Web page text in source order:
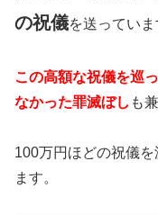
の祝儀を送っていま
この高額な祝儀を巡
なかった罪滅ぼし も
100万円ほどの祝儀
ます。